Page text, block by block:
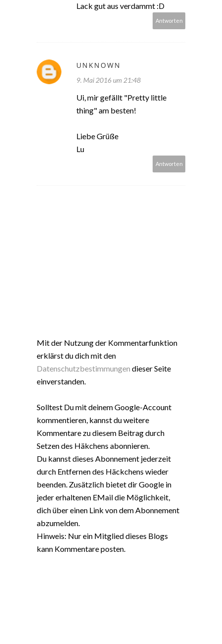
Lack gut aus verdammt :D
Antworten
UNKNOWN
9. Mai 2016 um 21:48
Ui, mir gefällt "Pretty little
thing" am besten!
Liebe Grüße
Lu
Antworten
Mit der Nutzung der Kommentarfunktion
erklärst du dich mit den
Datenschutzbestimmungen dieser Seite
einverstanden.
Solltest Du mit deinem Google-Account
kommentieren, kannst du weitere
Kommentare zu diesem Beitrag durch
Setzen des Häkchens abonnieren.
Du kannst dieses Abonnement jederzeit
durch Entfernen des Häckchens wieder
beenden. Zusätzlich bietet dir Google in
jeder erhaltenen EMail die Möglichkeit,
dich über einen Link von dem Abonnement
abzumelden.
Hinweis: Nur ein Mitglied dieses Blogs
kann Kommentare posten.